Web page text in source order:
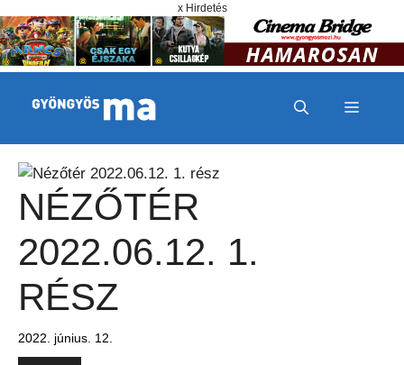
x Hirdetés
MENÜ
NÉZŐTÉR
2022.06.12. 1.
RÉSZ
2022. június. 12.